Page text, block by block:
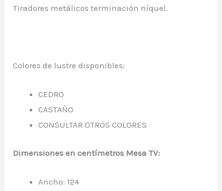
Tiradores metálicos terminación níquel.
Colores de lustre disponibles:
CEDRO
CASTAÑO
CONSULTAR OTROS COLORES
Dimensiones en centímetros Mesa TV:
Ancho: 124